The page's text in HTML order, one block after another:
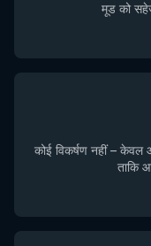
मूड को
कोई विकर्षण नहीं – केवल
ताकि